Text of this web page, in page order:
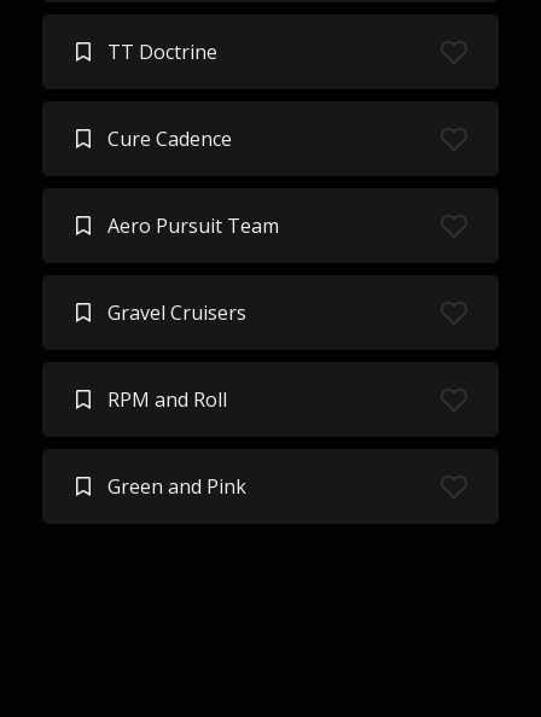
TT Doctrine
Cure Cadence
Aero Pursuit Team
Gravel Cruisers
RPM and Roll
Green and Pink